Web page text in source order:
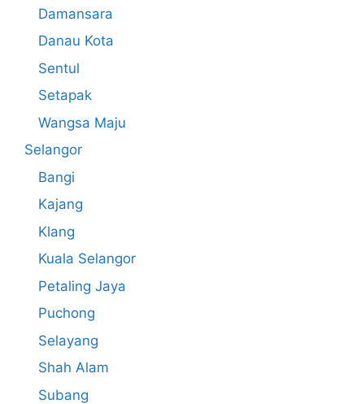
Damansara
Danau Kota
Sentul
Setapak
Wangsa Maju
Selangor
Bangi
Kajang
Klang
Kuala Selangor
Petaling Jaya
Puchong
Selayang
Shah Alam
Subang